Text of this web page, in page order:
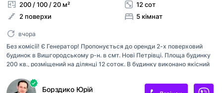
200 / 100 / 20 м²
2 поверхи
12 сот
5 кімнат
вчора
Без комісії! Є Генератор! Пропонується до оренди 2-х поверховий
будинок в Вишгородському р-н. в смт. Нові Петрівці. Площа будинку
200 кв., розміщений на ділянці 12 соток. В будинку виконано якісний
технікою. У будинку на 1 поверсі: Гардеробна, холл, кухня, санвузол з
душовою кабіною, кабінет, дві спальні, вітальня. На 2 поверсі: кімната
Борздико Юрій